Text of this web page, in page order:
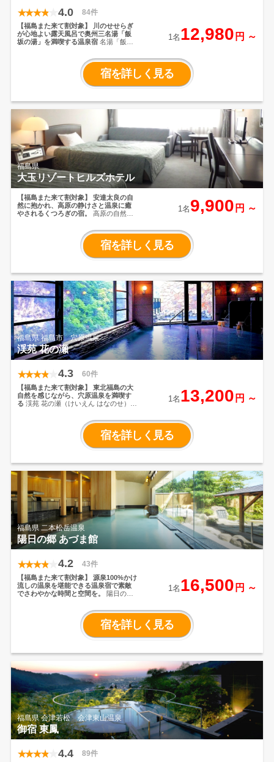
4.0 84件
【福島また来て割対象】
川のせせらぎ
が心地よい露天風呂で奥州三名湯「飯
坂の湯」を満喫する温泉宿名湯「飯坂
手作りの会席料理
本格的な10台の卓球場で
ファミリーピンポンも楽しめます。ご
ゆっくりお過ごしください。
1名 12,980 円 ～
宿を詳しく見る
福島県
大玉リゾートヒルズホテル
【福島また来て割対象】
安達太良の自
然に抱かれ、高原の静けさと温泉に癒
やされるくつろぎの宿。
高原の自然に
た滞在が楽しめます。温泉は敷地内か
ら湧くやわらかな湯で、旅の疲れをじ
んわり癒やしてくれるのが魅力。夕食
は国産牛のすき焼き鍋を中心とした和
囲気で快適。
1名 9,900 円 ～
宿を詳しく見る
福島県 福島市 穴原温泉
渓苑 花の瀬
4.3 60件
【福島また来て割対象】
東北福島の大
自然を感じながら、穴原温泉を満喫す
る 渓苑 花の瀬（けいえん はなのせ）
光・旅行・避暑地として最適な場所に
あります。穴原温泉のやわらかい湯質
は、お子様からお年寄りまで安心して
利用頂けます。自慢の露天風呂の他、
家族で楽しめる大浴場、旬の食材を使
い。是非、穴原の自然を感じながら、
リフレッシュ＆癒しを満喫してくださ
いませ。
1名 13,200 円 ～
宿を詳しく見る
福島県 二本松岳温泉
陽日の郷 あづま館
4.2 43件
【福島また来て割対象】
源泉100%かけ
流しの温泉を堪能できる温泉宿で素敵
でさわやかな時間と空間を。
陽日の郷
山の恵みを全身で受け止めるリゾート
旅館です。あづま館の宿泊施設を中心
にヒマラヤ大通りの各施設が笑顔でや
さしく旅人をお迎えするリゾートゾー
もらえるよう、 素敵でさわやかな時間
と空間を提供する明るく楽しいゾーン
が、陽日の郷です。
1名 16,500 円 ～
宿を詳しく見る
福島県 会津若松 会津東山温泉
御宿 東鳳
4.4 89件